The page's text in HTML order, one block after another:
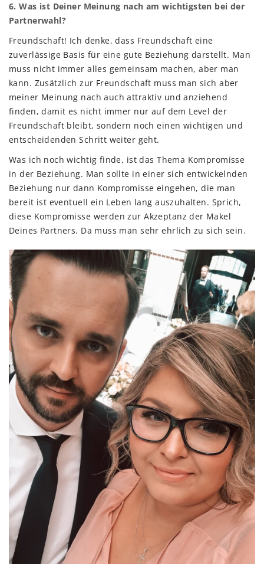
6. Was ist Deiner Meinung nach am wichtigsten bei der
Partnerwahl?
Freundschaft! Ich denke, dass Freundschaft eine
zuverlässige Basis für eine gute Beziehung darstellt. Man
muss nicht immer alles gemeinsam machen, aber man
kann. Zusätzlich zur Freundschaft muss man sich aber
meiner Meinung nach auch attraktiv und anziehend
finden, damit es nicht immer nur auf dem Level der
Freundschaft bleibt, sondern noch einen wichtigen und
entscheidenden Schritt weiter geht.
Was ich noch wichtig finde, ist das Thema Kompromisse
in der Beziehung. Man sollte in einer sich entwickelnden
Beziehung nur dann Kompromisse eingehen, die man
bereit ist eventuell ein Leben lang auszuhalten. Sprich,
diese Kompromisse werden zur Akzeptanz der Makel
Deines Partners. Da muss man sehr ehrlich zu sich sein.